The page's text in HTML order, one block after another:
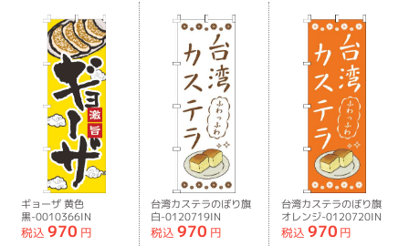
ギョーザ 黄色
黒-0010366IN
税込 970 円
台湾カステラのぼり旗
白-0120719IN
税込 970 円
台湾カステラのぼり旗
オレンジ-0120720IN
税込 970 円